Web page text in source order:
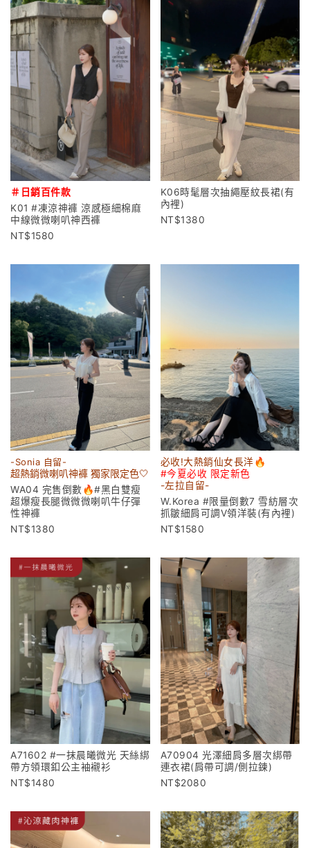
＃日銷百件款
K01 #凍涼神褲 涼感極細棉麻
中線微微喇叭神西褲
1580
K06時髦層次抽繩壓紋長裙(有
內裡)
1380
-Sonia 自留-
超熱銷微喇叭神褲 獨家限定色🤍
WA04 完售倒數🔥#黑白雙瘦
超爆瘦長腿微微微喇叭牛仔彈
性神褲
1380
必收!大熱銷仙女長洋🔥
#今夏必收 限定新色
-左拉自留-
W.Korea #限量倒數7 雪紡層次
抓皺細肩可調V領洋裝(有內裡)
1580
A71602 #一抹晨曦微光 天絲綁
帶方領環釦公主袖襯衫
1480
A70904 光澤細肩多層次綁帶
連衣裙(肩帶可調/側拉鍊)
2080